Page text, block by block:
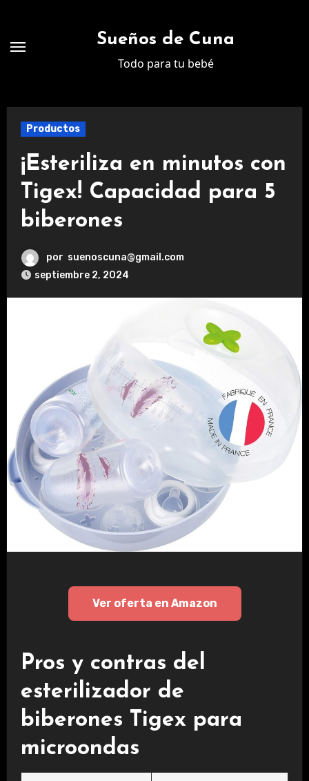
contenido
Sueños de Cuna
Todo para tu bebé
Productos
¡Esteriliza en minutos con
Tigex! Capacidad para 5
biberones
por suenoscuna@gmail.com
septiembre 2, 2024
Ver oferta en Amazon
Pros y contras del
esterilizador de
biberones Tigex para
microondas